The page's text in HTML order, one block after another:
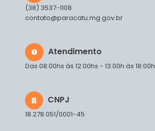
(38) 3537-1108
contato@paracatu.mg.gov.br
Atendimento
Das 08:00hs às 12:00hs - 13:00h às 18:00h
CNPJ
18.278.051/0001-45